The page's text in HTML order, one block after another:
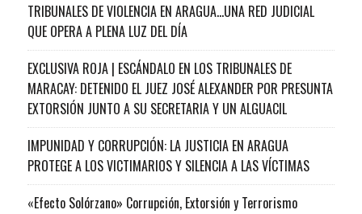
TRIBUNALES DE VIOLENCIA EN ARAGUA…UNA RED JUDICIAL
QUE OPERA A PLENA LUZ DEL DÍA
EXCLUSIVA ROJA | ESCÁNDALO EN LOS TRIBUNALES DE
MARACAY: DETENIDO EL JUEZ JOSÉ ALEXANDER POR PRESUNTA
EXTORSIÓN JUNTO A SU SECRETARIA Y UN ALGUACIL
IMPUNIDAD Y CORRUPCIÓN: LA JUSTICIA EN ARAGUA
PROTEGE A LOS VICTIMARIOS Y SILENCIA A LAS VÍCTIMAS
«Efecto Solórzano» Corrupción, Extorsión y Terrorismo